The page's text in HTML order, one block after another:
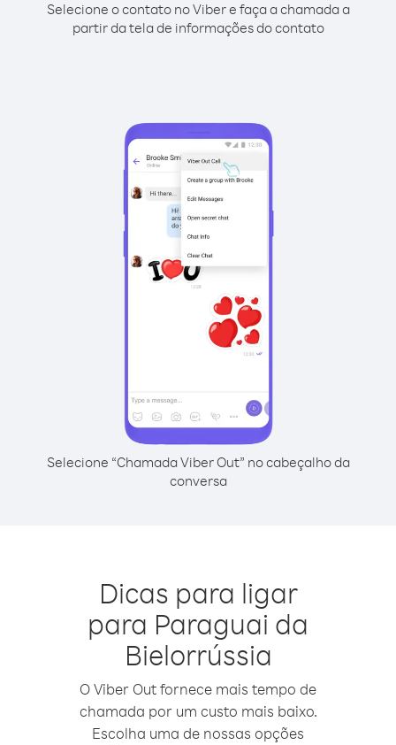
Selecione o contato no Viber e faça a chamada a
partir da tela de informações do contato
Selecione “Chamada Viber Out” no cabeçalho da
conversa
Dicas para ligar
para Paraguai da
Bielorrússia
O Viber Out fornece mais tempo de
chamada por um custo mais baixo.
Escolha uma de nossas opções